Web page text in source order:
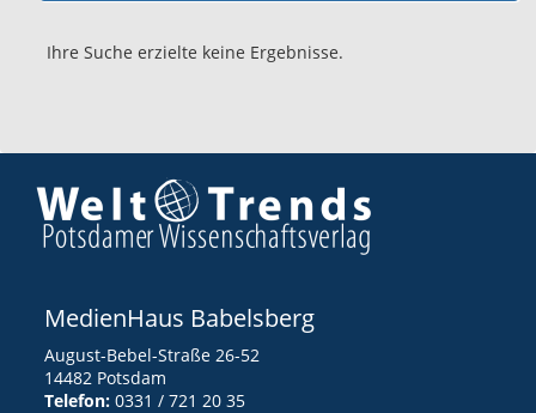
Ihre Suche erzielte keine Ergebnisse.
MedienHaus Babelsberg
August-Bebel-Straße 26-52
14482 Potsdam
Telefon: 0331 / 721 20 35